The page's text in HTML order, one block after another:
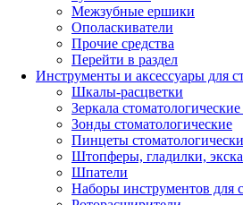
Межзубные ершики
Ополаскиватели
Прочие средства
Перейти в раздел
Инструменты и аксессуары для
Шкалы-расцветки
Зеркала
Зонды стоматологические
Пинцеты
Штопферы, гладилки,
Шпатели
Наборы инструментов для